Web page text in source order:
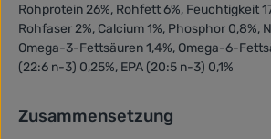
Rohprotein 26%, Rohfett 6%, Feuchtigkeit
Rohfaser 2%, Calcium 1%, Phosphor 0,8%,
Omega-3-Fettsäuren 1,4%, Omega-6-
(22:6 n-3) 0,25%, EPA (20:5 n-3) 0,1%
Zusammensetzung